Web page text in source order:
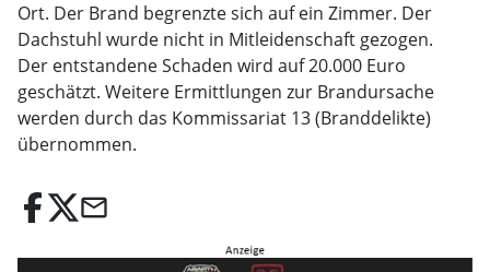
Ort. Der Brand begrenzte sich auf ein Zimmer. Der
Dachstuhl wurde nicht in Mitleidenschaft gezogen.
Der entstandene Schaden wird auf 20.000 Euro
geschätzt. Weitere Ermittlungen zur Brandursache
werden durch das Kommissariat 13 (Branddelikte)
übernommen.
email